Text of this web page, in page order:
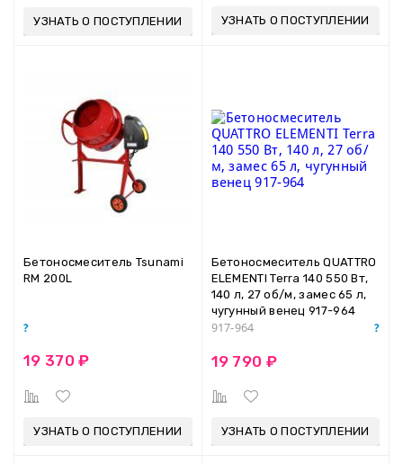
УЗНАТЬ О ПОСТУПЛЕНИИ УЗНАТЬ О ПОСТУПЛЕНИИ
Бетоносмеситель Tsunami
RM 200L
19 370 ₽
УЗНАТЬ О ПОСТУПЛЕНИИ
Бетоносмеситель QUATTRO
ELEMENTI Terra 140 550 Вт,
140 л, 27 об/м, замес 65 л,
чугунный венец 917-964
917-964
19 790 ₽
УЗНАТЬ О ПОСТУПЛЕНИИ